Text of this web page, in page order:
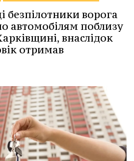
безпілотники ворога
автомобілям поблизу
внаслідок
отримав